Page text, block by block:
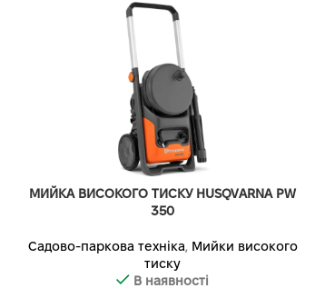
МИЙКА ВИСОКОГО ТИСКУ HUSQVARNA PW
350
Садово-паркова техніка, Мийки високого
тиску
В наявності